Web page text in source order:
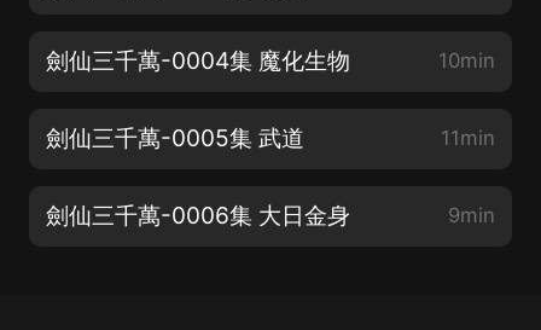
劍仙三千萬-0004集 魔化生物 10min
劍仙三千萬-0005集 武道 11min
劍仙三千萬-0006集 大日金身 9min